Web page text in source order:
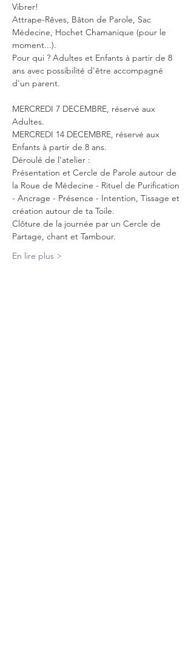
Vibrer!
Attrape-Rêves, Bâton de Parole, Sac
Médecine, Hochet Chamanique (pour le
moment...).
Pour qui ? Adultes et Enfants à partir de 8
ans avec possibilité d'être accompagné
d'un parent.
MERCREDI 7 DECEMBRE, réservé aux
Adultes.
MERCREDI 14 DECEMBRE, réservé aux
Enfants à partir de 8 ans.
Déroulé de l'atelier :
Présentation et Cercle de Parole autour de
la Roue de Médecine - Rituel de Purification
- Ancrage - Présence - Intention, Tissage et
création autour de ta Toile.
Clôture de la journée par un Cercle de
Partage, chant et Tambour.
En lire plus >